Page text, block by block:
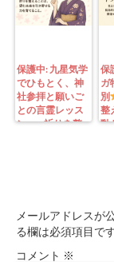
保護中: 九星気学
でひもとく、神
社参拝と願いご
との言霊レッス
ン—— 祈りを整
保
ガ
別
整
動
メールアドレスが
る欄は必須項目で
コメント ※